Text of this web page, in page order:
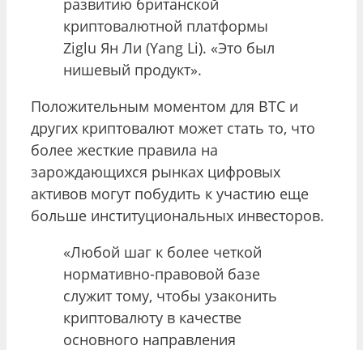
криптовалютной платформы
Ziglu Ян Ли (Yang Li). «Это был
нишевый продукт».
Положительным моментом для BTC и
других криптовалют может стать то, что
более жесткие правила на
зарождающихся рынках цифровых
активов могут побудить к участию еще
больше институциональных инвесторов.
«Любой шаг к более четкой
нормативно-правовой базе
служит тому, чтобы узаконить
криптовалюту в качестве
основного направления